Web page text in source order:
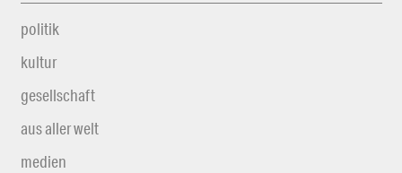
politik
kultur
gesellschaft
aus aller welt
medien